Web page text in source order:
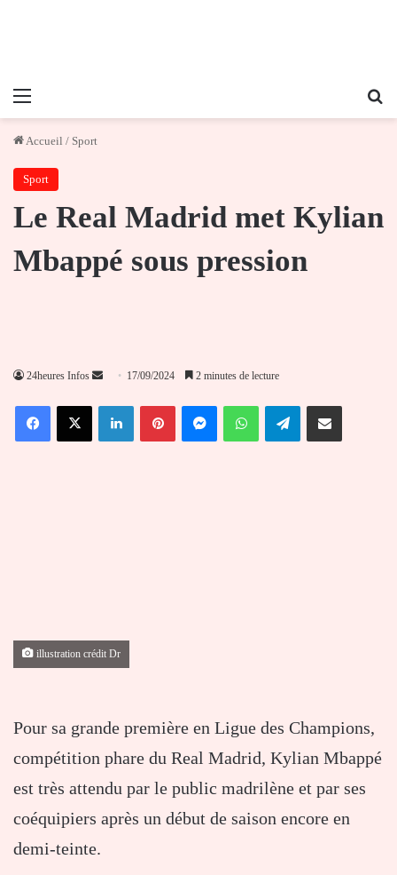
Menu
Accueil / Sport
Sport
Le Real Madrid met Kylian
Mbappé sous pression
24heures Infos
Envoyer
courriel
17/09/2024 2 minutes de lecture
FacebookX LinkedinPinterestMessengerWhatsAppTelegramPartager par email
illustration crédit Dr
Pour sa grande première en Ligue des Champions,
compétition phare du Real Madrid, Kylian Mbappé
est très attendu par le public madrilène et par ses
coéquipiers après un début de saison encore en
demi-teinte.